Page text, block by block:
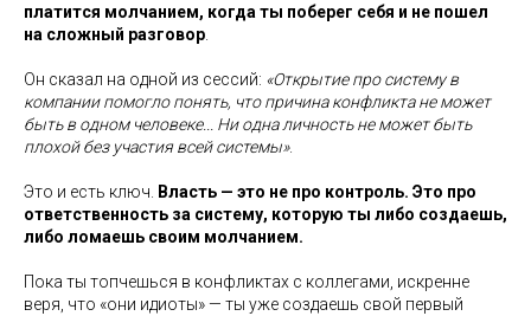
платится молчанием, когда ты поберег себя и не пошел
на сложный разговор
Он сказал на одной из сессий: «Открытие про систему в
компании помогло понять, что причина конфликта не может
быть в одном человеке... Ни одна личность не может быть
плохой без участия всей системы».
Это и есть ключ.
Власть — это не про контроль. Это про
ответственность за систему, которую ты либо создаешь,
либо ломаешь своим молчанием.
Пока ты топчешься в конфликтах с коллегами, искренне
веря, что «они идиоты» — ты уже создаешь свой первый